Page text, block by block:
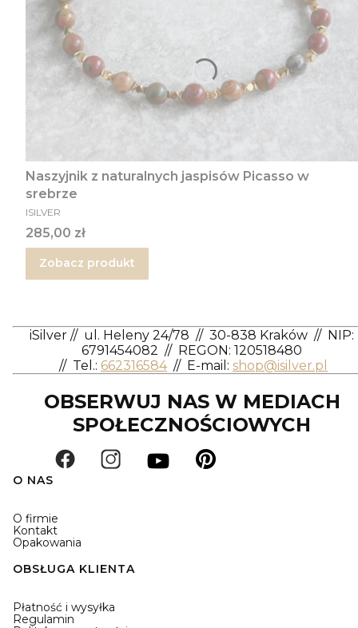
Naszyjnik z naturalnych jaspisów Picasso w
srebrze
PRODUCENT
ISILVER
Cena
285,00 zł
Zobacz produkt
iSilver // ul. Heleny 24/78 // 30-838 Kraków // NIP:
6791454082 // REGON: 120518480
// Tel.: 662316584 // E-mail: shop@isilver.pl
OBSERWUJ NAS W MEDIACH
SPOŁECZNOŚCIOWYCH
O NAS
O firmie
Kontakt
Opakowania
OBSŁUGA KLIENTA
Płatność i wysyłka
Regulamin